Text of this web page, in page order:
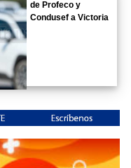
de Profeco y
Condusef a Victoria